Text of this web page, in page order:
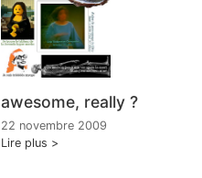
awesome, really ?
22 novembre 2009
Lire plus